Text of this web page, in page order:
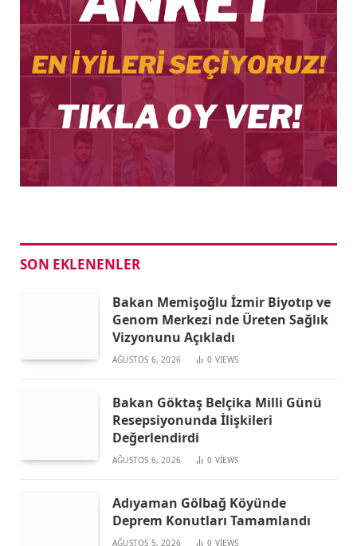
SON EKLENENLER
Bakan Memişoğlu İzmir Biyotıp ve
Genom Merkezi nde Üreten Sağlık
Vizyonunu Açıkladı
AĞUSTOS 6, 2026 0 VIEWS
Bakan Göktaş Belçika Milli Günü
Resepsiyonunda İlişkileri
Değerlendirdi
AĞUSTOS 6, 2026 0 VIEWS
Adıyaman Gölbağ Köyünde
Deprem Konutları Tamamlandı
AĞUSTOS 5, 2026 0 VIEWS